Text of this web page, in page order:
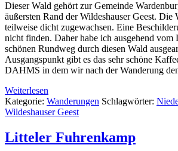
Dieser Wald gehört zur Gemeinde
äußersten Rand der Wildeshauser Geest. Die
teilweise dicht zugewachsen. Eine
nicht finden. Daher habe ich ausgehend
schönen Rundweg durch diesen Wald
Ausgangspunkt gibt es das sehr schöne
DAHMS in dem wir nach der Wanderung
Weiterlesen
Kategorie: Wanderungen Schlagwörter:
Wildeshauser Geest
Litteler Fuhrenkamp